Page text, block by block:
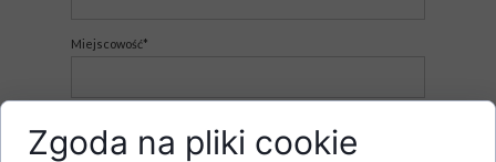
Miejscowość*
Zgoda na pliki cookie